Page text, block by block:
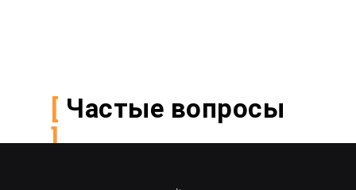
[ Частые вопросы
]